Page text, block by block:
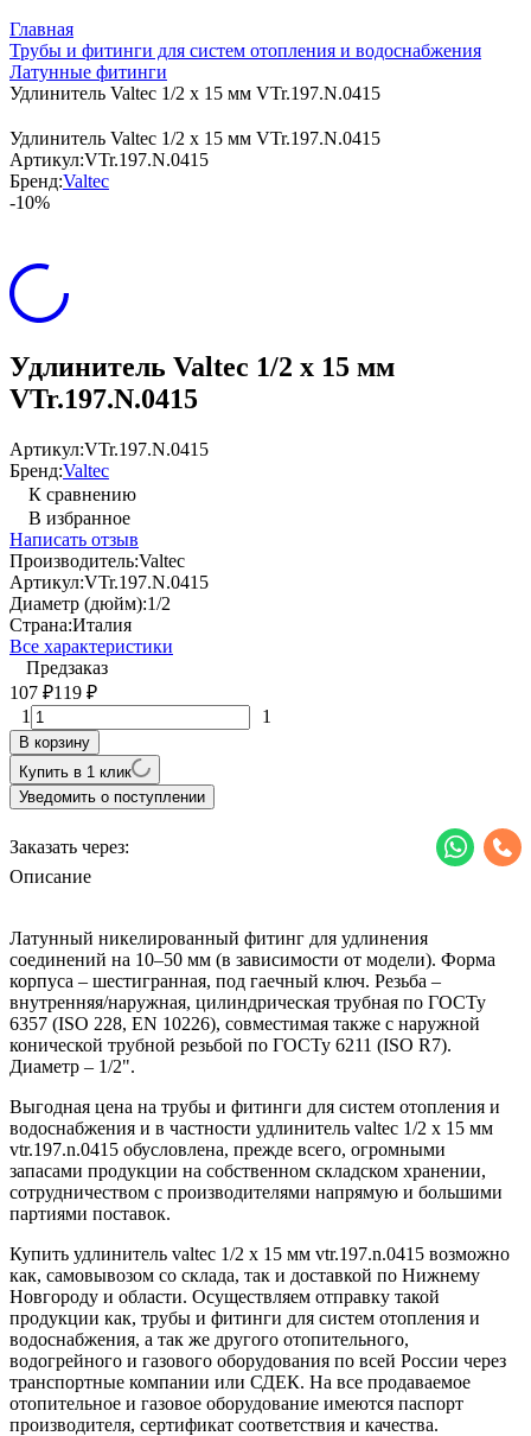
Главная
Трубы и фитинги для систем отопления и водоснабжения
Латунные фитинги
Удлинитель Valtec 1/2 х 15 мм VTr.197.N.0415
Удлинитель Valtec 1/2 х 15 мм VTr.197.N.0415
Артикул:VTr.197.N.0415
Бренд:Valtec
-10%
Удлинитель Valtec 1/2 х 15 мм
VTr.197.N.0415
Артикул:VTr.197.N.0415
Бренд:Valtec
К сравнению
В избранное
Написать отзыв
Производитель:Valtec
Артикул:VTr.197.N.0415
Диаметр (дюйм):1/2
Страна:Италия
Все характеристики
Предзаказ
107 ₽119 ₽
1 1
В корзину
Купить в 1 клик
Уведомить о поступлении
Заказать через:
Описание
Латунный никелированный фитинг для удлинения
соединений на 10–50 мм (в зависимости от модели). Форма
корпуса – шестигранная, под гаечный ключ. Резьба –
внутренняя/наружная, цилиндрическая трубная по ГОСТу
6357 (ISO 228, EN 10226), совместимая также с наружной
конической трубной резьбой по ГОСТу 6211 (ISO R7).
Диаметр – 1/2".
Выгодная цена на трубы и фитинги для систем отопления и
водоснабжения и в частности удлинитель valtec 1/2 х 15 мм
vtr.197.n.0415 обусловлена, прежде всего, огромными
запасами продукции на собственном складском хранении,
сотрудничеством с производителями напрямую и большими
партиями поставок.
Купить удлинитель valtec 1/2 х 15 мм vtr.197.n.0415 возможно
как, самовывозом со склада, так и доставкой по Нижнему
Новгороду и области. Осуществляем отправку такой
продукции как, трубы и фитинги для систем отопления и
водоснабжения, а так же другого отопительного,
водогрейного и газового оборудования по всей России через
транспортные компании или СДЕК. На все продаваемое
отопительное и газовое оборудование имеются паспорт
производителя, сертификат соответствия и качества.